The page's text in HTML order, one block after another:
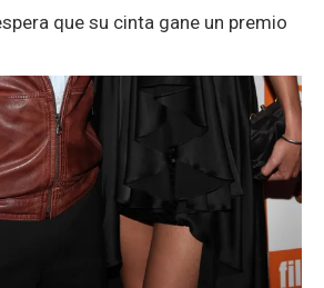
que su cinta gane un premio